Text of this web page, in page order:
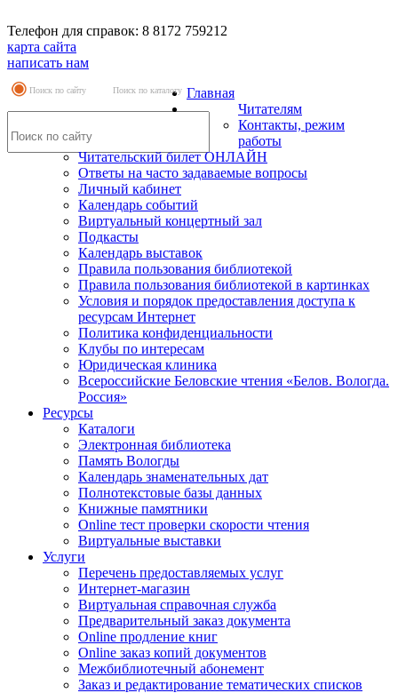
Телефон для справок: 8 8172 759212
карта сайта
написать нам
Поиск по сайту Поиск по каталогу Главная
Читателям
Контакты, режим
работы
Читательский билет ОНЛАЙН
Ответы на часто задаваемые вопросы
Личный кабинет
Календарь событий
Виртуальный концертный зал
Подкасты
Календарь выставок
Правила пользования библиотекой
Правила пользования библиотекой в картинках
Условия и порядок предоставления доступа к
ресурсам Интернет
Политика конфиденциальности
Клубы по интересам
Юридическая клиника
Всероссийские Беловские чтения «Белов. Вологда.
Россия»
Ресурсы
Каталоги
Электронная библиотека
Память Вологды
Календарь знаменательных дат
Полнотекстовые базы данных
Книжные памятники
Online тест проверки скорости чтения
Виртуальные выставки
Услуги
Перечень предоставляемых услуг
Интернет-магазин
Виртуальная справочная служба
Предварительный заказ документа
Online продление книг
Online заказ копий документов
Межбиблиотечный абонемент
Заказ и редактирование тематических списков